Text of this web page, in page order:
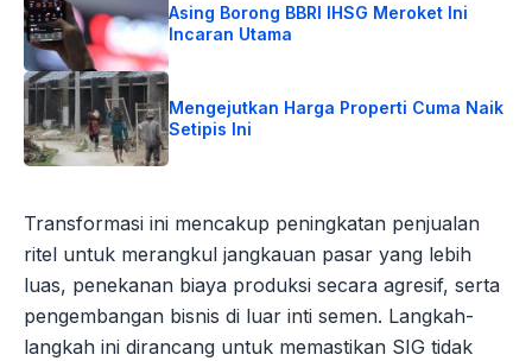
Asing Borong BBRI IHSG Meroket Ini
Incaran Utama
Mengejutkan Harga Properti Cuma Naik
Setipis Ini
Transformasi ini mencakup peningkatan penjualan
ritel untuk merangkul jangkauan pasar yang lebih
luas, penekanan biaya produksi secara agresif, serta
pengembangan bisnis di luar inti semen. Langkah-
langkah ini dirancang untuk memastikan SIG tidak